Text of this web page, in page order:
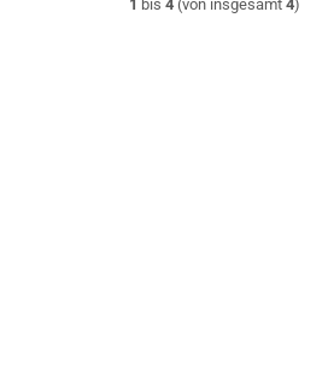
1 bis 4 (von insgesamt 4)